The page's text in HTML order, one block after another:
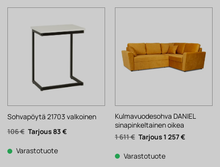
Sohvapöytä 21703 valkoinen
106€ Alkuperäinen
hinta
106 €.
83 €Nykyinen
Varastotuote
Kulmavuodesohva DANIEL
sinapinkeltainen oikea
1 611€ Alkuperäinen
hinta
1
611 €.
1 257€Nykyinen
Varastotuote